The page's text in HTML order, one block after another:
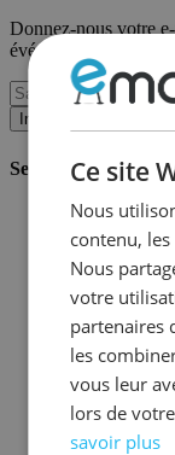
Donnez-nous votre
événements sur une
Inscription
Service client
Commander
Modalités de
Livraison et
Service et
Annuler ou
Réclamations
Astuces de
Conseils
Mot de passe
FAQ
Stockage &
Ce site
Nous
contenu,
Nous
votre
partenaires
les
vous leur
lors de
savoir plus